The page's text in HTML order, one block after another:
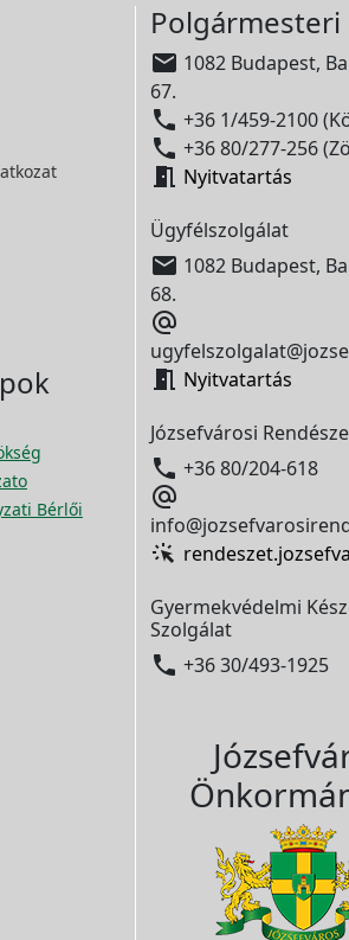
Bérlői
Polgármesteri
 1082 Budapest,
67.
 +36 1/459-2100
 +36 80/277-256
 Nyitvatartás
Ügyfélszolgálat
 1082 Budapest,
68.

 Nyitvatartás
Józsefvárosi
 +36 80/204-618

Gyermekvédelmi
Szolgálat
 +36 30/493-1925